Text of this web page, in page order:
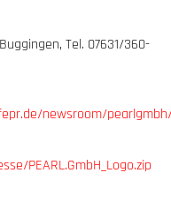
Tel. 07631/360-
newsroom/
PEARL.GmbH_Logo.zip